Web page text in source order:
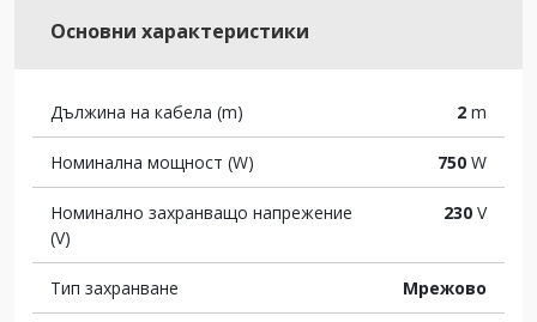
Основни характеристики
Дължина на кабела (m) 2 m
Номинална мощност (W) 750 W
Номинално захранващо напрежение
(V)
230 V
Тип захранване Мрежово